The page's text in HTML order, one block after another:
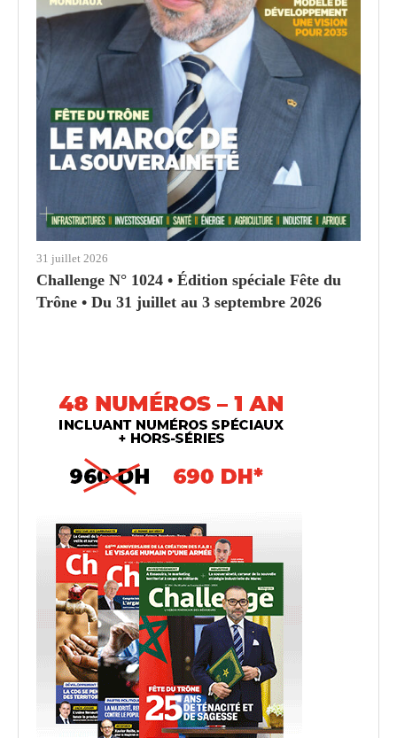
31 juillet 2026
Challenge N° 1024 • Édition spéciale Fête du
Trône • Du 31 juillet au 3 septembre 2026